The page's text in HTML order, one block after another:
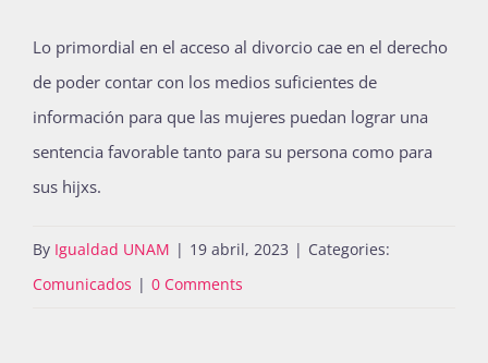
Lo primordial en el acceso al divorcio cae en el derecho
de poder contar con los medios suficientes de
información para que las mujeres puedan lograr una
sentencia favorable tanto para su persona como para
sus hijxs.
By Igualdad UNAM | 19 abril, 2023 | Categories:
Comunicados | 0 Comments